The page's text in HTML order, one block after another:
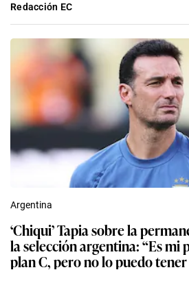
Redacción EC
Argentina
‘Chiqui’ Tapia sobre la
la selección argentina: “Es mi
plan C, pero no lo puedo